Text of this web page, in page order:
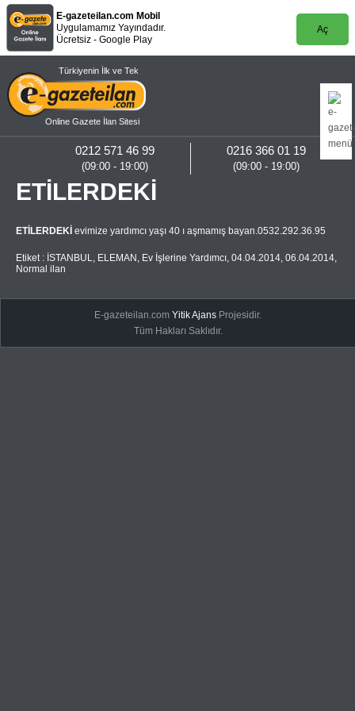
E-gazeteilan.com Mobil
Uygulamamız Yayındadır.
Ücretsiz - Google Play
Aç
Türkiyenin İlk ve Tek
Online Gazete İlan Sitesi
0216 366 01 19
(09:00 - 19:00)
0212 571 46 99
(09:00 - 19:00)
ETİLERDEKİ
ETİLERDEKİ evimize yardımcı yaşı 40 ı aşmamış bayan.0532.292.36.95
Etiket : İSTANBUL, ELEMAN , Ev İşlerine Yardımcı, 04.04.2014, 06.04.2014,
Normal ilan
E-gazeteilan.comYitik Ajans Projesidir.
Tüm Hakları Saklıdır.